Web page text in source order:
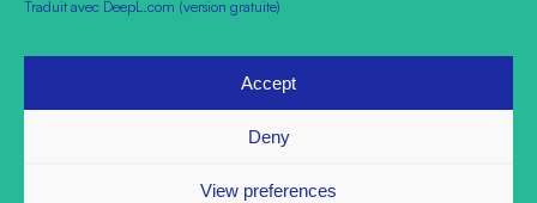
Traduit avec DeepL.com (version gratuite)
Accept
Deny
View preferences
Politique de confidentialité
Conditions générales de vente